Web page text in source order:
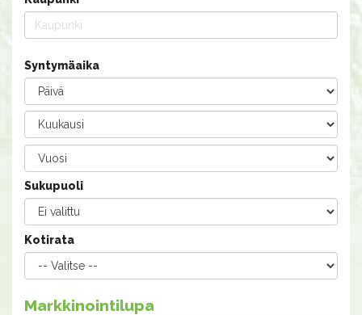
Syntymäaika
Sukupuoli
Kotirata
Markkinointilupa